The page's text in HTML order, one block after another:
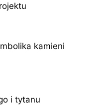
kamieni
i tytanu